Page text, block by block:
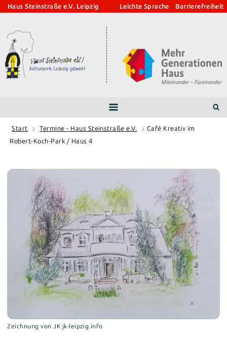
Zum
springen
Haus Steinstraße e.V. Leipzig Leichte Sprache Barrierefreiheit
Start Termine - Haus Steinstraße e.V.
Café Kreativ im
Robert-Koch-Park / Haus 4
Zeichnung von JK jk-leipzig.info